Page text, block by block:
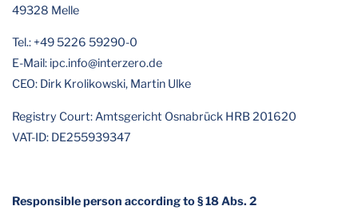
49328 Melle
Tel.: +49 5226 59290-0
E-Mail: ipc.info@interzero.de
CEO: Dirk Krolikowski, Martin Ulke
Registry Court: Amtsgericht Osnabrück HRB 201620
VAT-ID: DE255939347
Responsible person according to § 18 Abs. 2